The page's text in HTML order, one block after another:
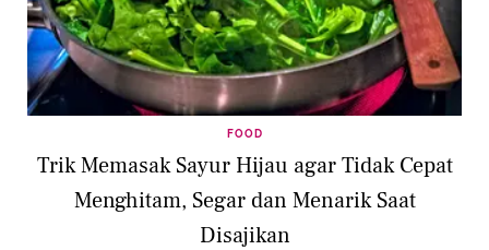
FOOD
Trik Memasak Sayur Hijau agar Tidak Cepat
Menghitam, Segar dan Menarik Saat
Disajikan